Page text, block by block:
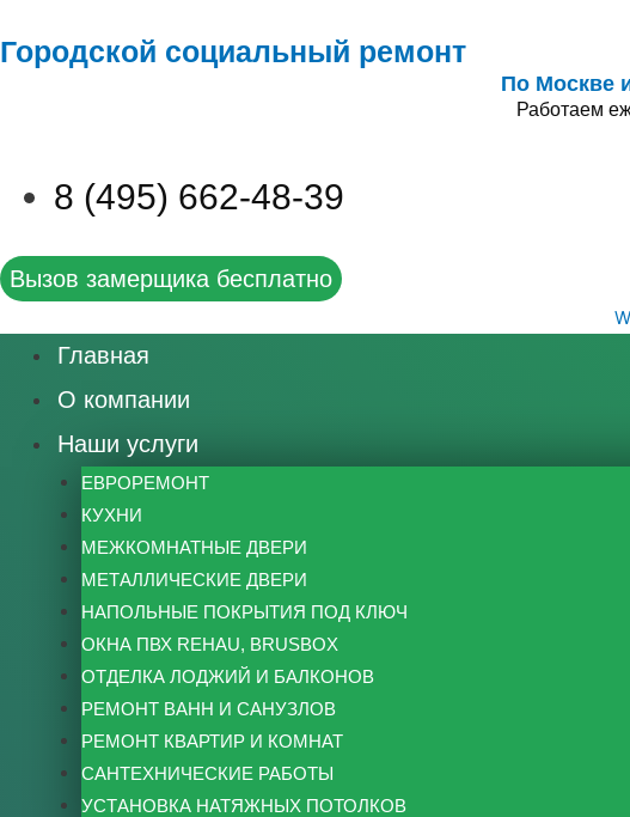
Городской социальный ремонт
По Москве
Работаем
8 (495) 662-48-39
Вызов замерщика бесплатно
Главная
О компании
Наши услуги
ЕВРОРЕМОНТ
КУХНИ
МЕЖКОМНАТНЫЕ ДВЕРИ
МЕТАЛЛИЧЕСКИЕ ДВЕРИ
НАПОЛЬНЫЕ ПОКРЫТИЯ ПОД КЛЮЧ
ОКНА ПВХ REHAU, BRUSBOX
ОТДЕЛКА ЛОДЖИЙ И БАЛКОНОВ
РЕМОНТ ВАНН И САНУЗЛОВ
РЕМОНТ КВАРТИР И КОМНАТ
САНТЕХНИЧЕСКИЕ РАБОТЫ
УСТАНОВКА НАТЯЖНЫХ ПОТОЛКОВ